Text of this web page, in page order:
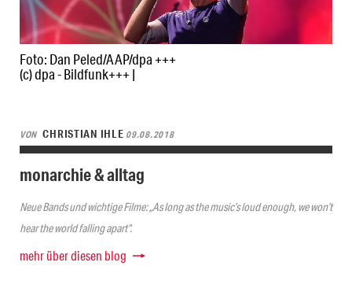
Foto: Dan Peled/AAP/dpa +++
(c) dpa - Bildfunk+++ |
VON CHRISTIAN IHLE 09.08.2018
monarchie & alltag
Neue Bands und wichtige Filme: „As long as the music’s loud enough, we won’t
hear the world falling apart“.
mehr über diesen blog